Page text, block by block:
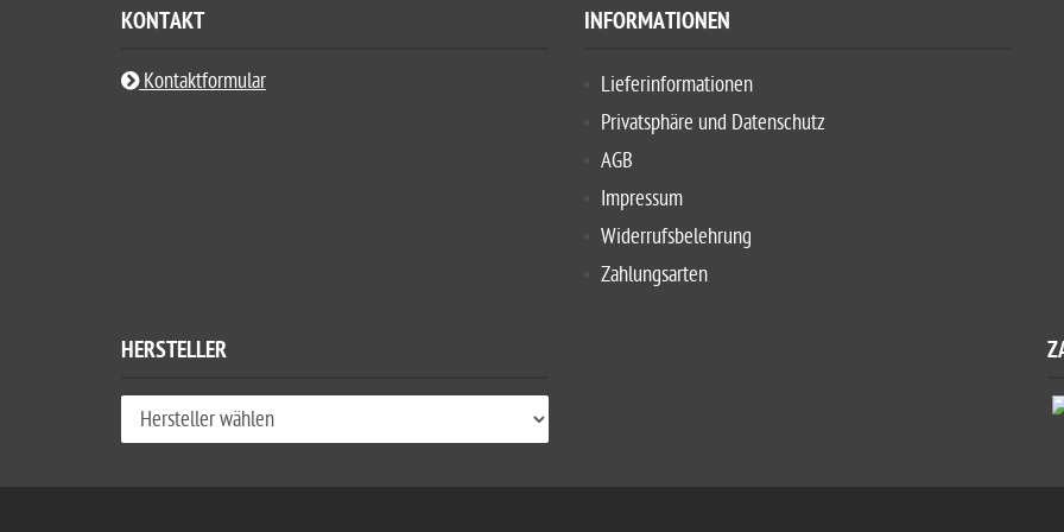
KONTAKT
Kontaktformular
INFORMATIONEN
Lieferinformationen
Privatsphäre und Datenschutz
AGB
Impressum
Widerrufsbelehrung
Zahlungsarten
HERSTELLER